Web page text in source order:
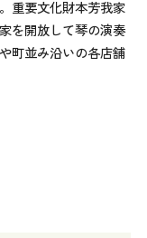
重要文化財本芳我家
を開放して琴の演奏
町並み沿いの各店舗